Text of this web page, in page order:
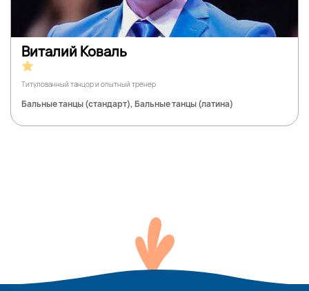
Виталий Коваль
Титулованный танцор и опытный тренер
Бальные танцы (стандарт), Бальные танцы (латина)